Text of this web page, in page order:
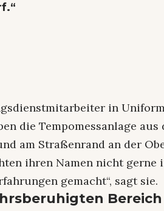
in
die Tempomessanlage
am Straßenrand an der
ihren Namen nicht gerne
gemacht“, sagt sie.
Bereich